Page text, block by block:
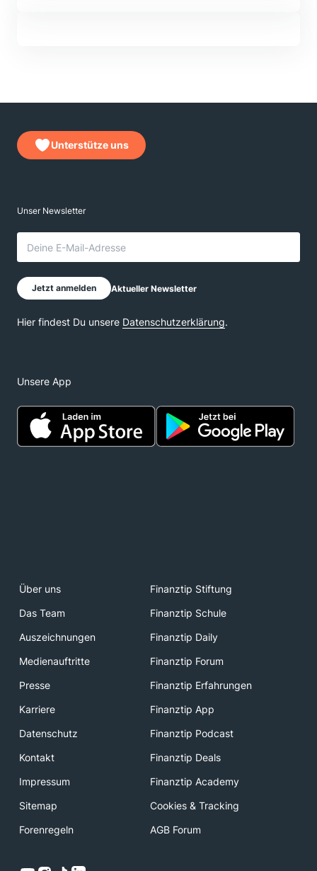
Unterstütze uns
Unsere App
Über uns
Finanztip Stiftung
Das Team
Finanztip Schule
Auszeichnungen
Finanztip Daily
Medienauftritte
Finanztip Forum
Presse
Finanztip Erfahrungen
Karriere
Finanztip App
Datenschutz
Finanztip Podcast
Kontakt
Finanztip Deals
Impressum
Finanztip Academy
Sitemap
Cookies & Tracking
Forenregeln
AGB Forum